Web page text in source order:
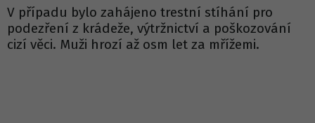
V případu bylo zahájeno trestní stíhání pro
podezření z krádeže, výtržnictví a poškozování
cizí věci. Muži hrozí až osm let za mřížemi.